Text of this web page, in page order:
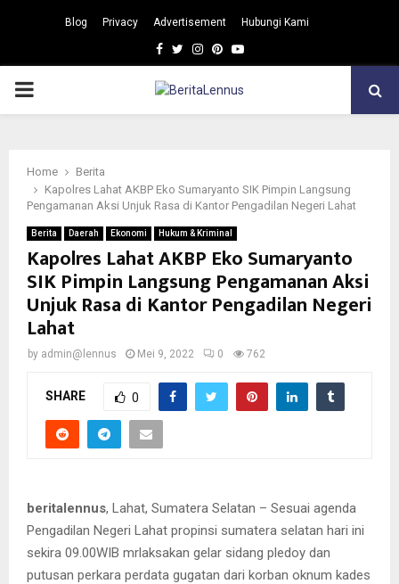
Blog Privacy Advertisement Hubungi Kami
Facebook
TwitterInstagram
Pinterest
Youtube
PRIMARY
Home
Berita
Kapolres Lahat AKBP Eko Sumaryanto SIK Pimpin Langsung
Pengamanan Aksi Unjuk Rasa di Kantor Pengadilan Negeri Lahat
Berita Daerah Ekonomi Hukum & Kriminal
Kapolres Lahat AKBP Eko Sumaryanto
SIK Pimpin Langsung Pengamanan Aksi
Unjuk Rasa di Kantor Pengadilan Negeri
Lahat
by admin@lennus Mei 9, 2022 0 762
SHARE 0
beritalennus, Lahat, Sumatera Selatan – Sesuai agenda
Pengadilan Negeri Lahat propinsi sumatera selatan hari ini
sekira 09.00WIB mrlaksakan gelar sidang pledoy dan
putusan perkara perdata gugatan dari korban oknum kades